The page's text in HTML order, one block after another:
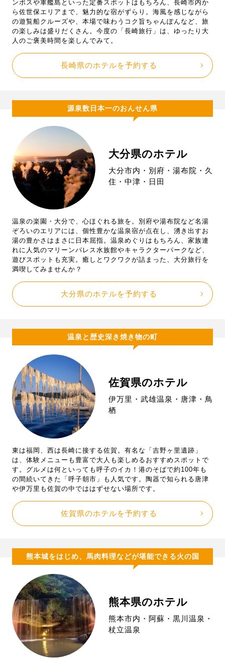
ンボスや軍艦島といった定番スポットはもちろん、長崎市内か
ら佐世保エリアまで、魅力的な宿がずらり。海風を感じながら
の遊覧船クルーズや、本場で味わうコク旨ちゃんぽんなど、旅
の楽しみは盛りだくさん。今度の「長崎旅行」は、ゆったり大
人のご褒美時間を楽しんでみて。
長崎県のホテルを予約する
源泉数日本一のおんせん県
大分県のホテル
大分市内・別府・湯布院・久
住・中津・日田
温泉の楽園・大分で、心ほぐれる旅を。別府や湯布院など名湯
ぞろいのエリアには、個性豊かな温泉宿が点在し、湧き出すお
湯の豊かさはまさに日本屈指。温泉めぐりはもちろん、家族連
れに人気のマリーンパレス水族館やキャラクターパークなど、
遊びスポットも充実。癒しとワクワクが詰まった、大分旅行を
満喫してみませんか？
大分県のホテルを予約する
温泉と歴史深き焼き物の町
佐賀県のホテル
伊万里・武雄温泉・唐津・鳥
栖
東は福岡、西は長崎に接する佐賀。有名な「吉野ヶ里遺跡」
は、体験メニューも豊富で大人も楽しめるおすすめスポットで
す。グルメは何といっても呼子のイカ！港のそばで約100年も
の間続いてきた「呼子朝市」も人気です。陶器で知られる唐津
や伊万里も佐賀の中でははずせない場所です。
佐賀県のホテルを予約する
熊本城をはじめ、馬肉料理などが堪能できる火の国
熊本県のホテル
熊本市内・阿蘇・黒川温泉・
杖立温泉